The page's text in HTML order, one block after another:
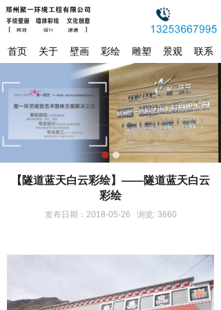
首页 关于 壁画 彩绘 雕塑 景观 联系
【隧道蓝天白云彩绘】——隧道蓝天白云
彩绘
发布日期：2018-05-26 浏览: 3660